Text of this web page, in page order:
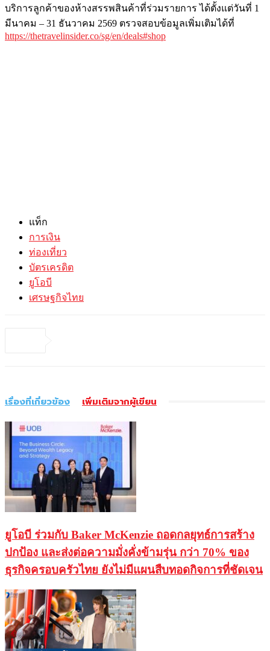
บริการลูกค้าของห้างสรรพสินค้าที่ร่วมรายการ ได้ตั้งแต่วันที่ 1
มีนาคม – 31 ธันวาคม 2569 ตรวจสอบข้อมูลเพิ่มเติมได้ที่
https://thetravelinsider.co/sg/en/deals#shop
แท็ก
การเงิน
ท่องเที่ยว
บัตรเครดิต
ยูโอบี
เศรษฐกิจไทย
เรื่องที่เกี่ยวข้อง เพิ่มเติมจากผู้เขียน
ยูโอบี ร่วมกับ Baker McKenzie ถอดกลยุทธ์การสร้าง
ปกป้อง และส่งต่อความมั่งคั่งข้ามรุ่น กว่า 70% ของ
ธุรกิจครอบครัวไทย ยังไม่มีแผนสืบทอดกิจการที่ชัดเจน